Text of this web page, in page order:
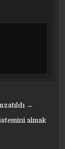
→
almak